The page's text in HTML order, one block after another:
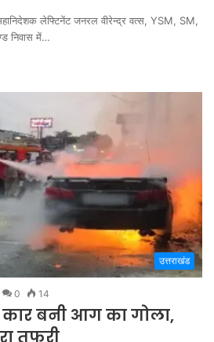
लेफ्टिनेंट जनरल वीरेन्द्र वत्स, YSM, SM,
निवास में…
उत्तराखंड
0 14
बनी आग का गोला,
तफरी